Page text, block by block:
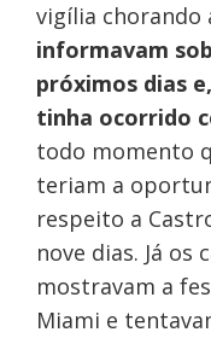
vigília chorando
informavam
próximos dias
tinha ocorrido
todo momento
teriam a
respeito a
nove dias. Já os
mostravam a
Miami e